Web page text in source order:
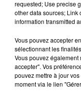
31
11
requested; Use precise
other data sources; Link
information transmitted
Vous pouvez accepter
sélectionnant les
Vous pouvez
accepter". Vos
pouvez mettre à jour
moment via le lien